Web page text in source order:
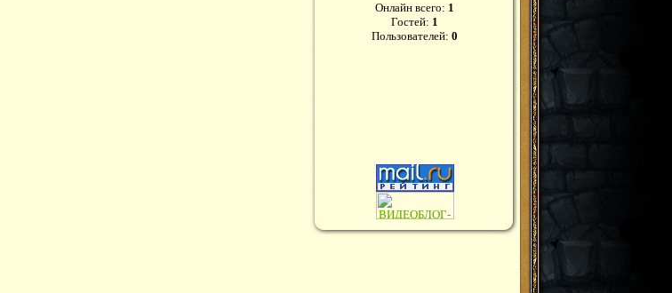
Онлайн всего: 1
Гостей: 1
Пользователей: 0